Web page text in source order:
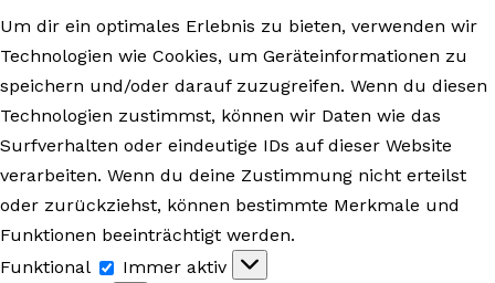
Um dir ein optimales Erlebnis zu bieten, verwenden wir
Technologien wie Cookies, um Geräteinformationen zu
speichern und/oder darauf zuzugreifen. Wenn du diesen
Technologien zustimmst, können wir Daten wie das
Surfverhalten oder eindeutige IDs auf dieser Website
verarbeiten. Wenn du deine Zustimmung nicht erteilst
oder zurückziehst, können bestimmte Merkmale und
Funktionen beeinträchtigt werden.
Funktional
Funktional
Immer aktiv